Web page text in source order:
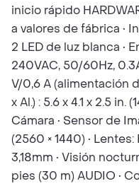
inicio rápido
a valores de fábrica •
2 LED de luz blanca •
240VAC, 50/60Hz,
V/0,6 A (alimentación
x Al.) : 5.6 x 4.1 x 2.5 in.
Cámara • Sensor de
(2560 × 1440) •
3,18mm • Visión
pies (30 m) AUDIO •